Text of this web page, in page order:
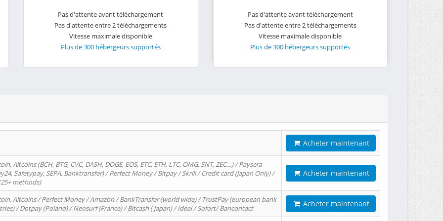
Pas d'attente avant téléchargement
Pas d'attente entre 2 téléchargements
Vitesse maximale disponible
Plus de 300 hébergeurs supportés
Pas d'attente avant téléchargement
Pas d'attente entre 2 téléchargements
Vitesse maximale disponible
Plus de 300 hébergeurs supportés
Acheter maintenant
Altcoins (BCH, BTG, CVC, DASH, DOGE, EOS, ETC, ETH, LTC, OMG, SNT, ZEC…) / Paysera
Safetypay, SEPA, Banktransfer) / Perfect Money / Bitpay / Skrill / Credit card (Japan Only) /
methods)
Acheter maintenant
Altcoins / Perfect Money / Amazon / BankTransfer (world wide) / TrustPay (european bank
/ Dotpay (Poland) / Neosurf (France) / Bitcash ( Japan) / Ideal / Sofort/ Bancontact
Acheter maintenant